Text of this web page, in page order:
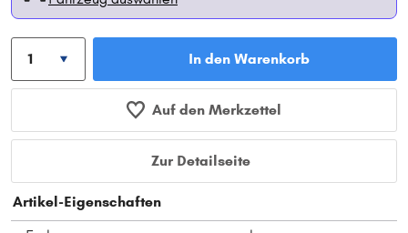
In den Warenkorb
Auf den Merkzettel
Zur Detailseite
Artikel-Eigenschaften